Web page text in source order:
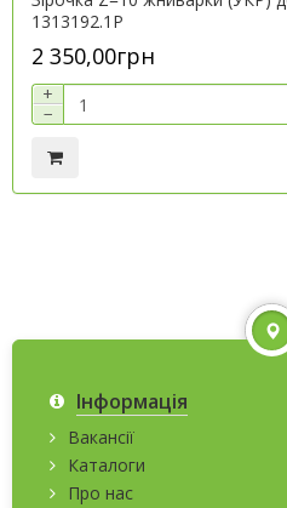
1313192.1P
2 350,00грн
+
−
Інформація
Вакансії
Каталоги
Про нас